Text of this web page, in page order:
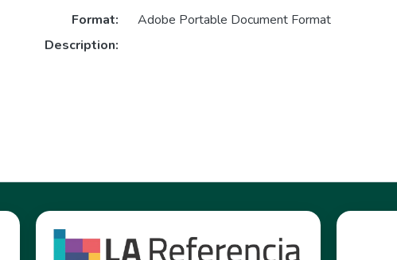
Format:
Adobe Portable Document Format
Description: